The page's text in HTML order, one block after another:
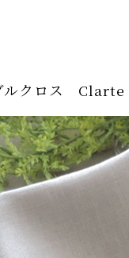
クロス Clarte